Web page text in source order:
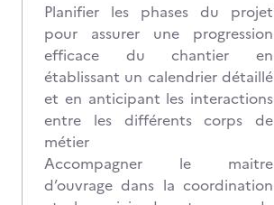
Planifier les phases du projet
pour assurer une progression
efficace du chantier en
établissant un calendrier détaillé
et en anticipant les interactions
entre les différents corps de
métier
Accompagner le maitre
d’ouvrage dans la coordination